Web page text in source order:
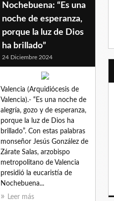
Nochebuena: “Es una
noche de esperanza,
porque la luz de Dios
ha brillado”
24 Diciembre 2024
Valencia (Arquidiócesis de
Valencia).- “Es una noche de
alegría, gozo y de esperanza,
porque la luz de Dios ha
brillado”. Con estas palabras
monseñor Jesús González de
Zárate Salas, arzobispo
metropolitano de Valencia
presidió la eucaristía de
Nochebuena...
Leer más